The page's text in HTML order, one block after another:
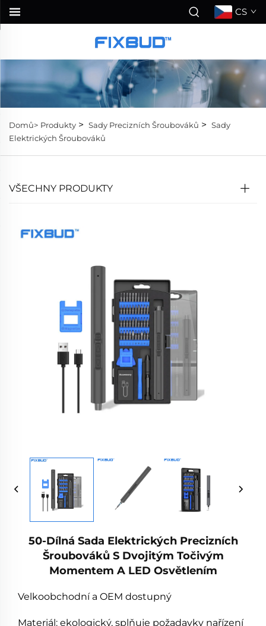
CS
Domů> Produkty > Sady Precizních Šroubováků > Sady
Elektrických Šroubováků
VŠECHNY PRODUKTY
50-Dílná Sada Elektrických Precizních
Šroubováků S Dvojitým Točivým
Momentem A LED Osvětlením
Velkoobchodní a OEM dostupný
Materiál: ekologický, splňuje požadavky nařízení